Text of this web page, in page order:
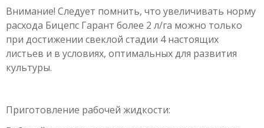
Внимание! Следует помнить, что увеличивать норму
расхода Бицепс Гарант более 2 л/га можно только
при достижении свеклой стадии 4 настоящих
листьев и в условиях, оптимальных для развития
культуры.
Приготовление рабочей жидкости: